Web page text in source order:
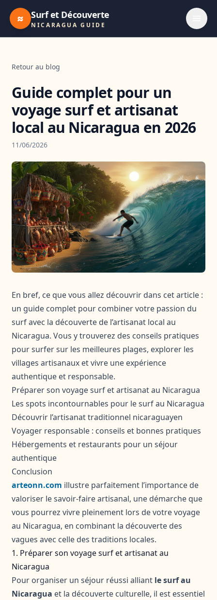
≈ Surf et Découverte
NICARAGUA GUIDE
Retour au blog
Guide complet pour un
voyage surf et artisanat
local au Nicaragua en 2026
11/06/2026
En bref, ce que vous allez découvrir dans cet article :
un guide complet pour combiner votre passion du
surf avec la découverte de l’artisanat local au
Nicaragua. Vous y trouverez des conseils pratiques
pour surfer sur les meilleures plages, explorer les
villages artisanaux et vivre une expérience
authentique et responsable.
Préparer son voyage surf et artisanat au Nicaragua
Les spots incontournables pour le surf au Nicaragua
Découvrir l’artisanat traditionnel nicaraguayen
Voyager responsable : conseils et bonnes pratiques
Hébergements et restaurants pour un séjour
authentique
Conclusion
arteonn.com illustre parfaitement l’importance de
valoriser le savoir-faire artisanal, une démarche que
vous pourrez vivre pleinement lors de votre voyage
au Nicaragua, en combinant la découverte des
vagues avec celle des traditions locales.
1. Préparer son voyage surf et artisanat au
Nicaragua
Pour organiser un séjour réussi alliant le surf au
Nicaragua et la découverte culturelle, il est essentiel